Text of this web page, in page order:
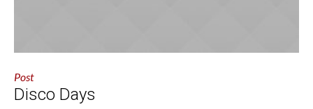
Post
Disco Days